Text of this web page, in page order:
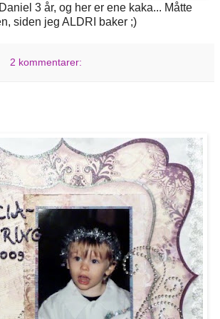
3 år, og her er ene kaka... Måtte
siden jeg ALDRI baker ;)
2 kommentarer: